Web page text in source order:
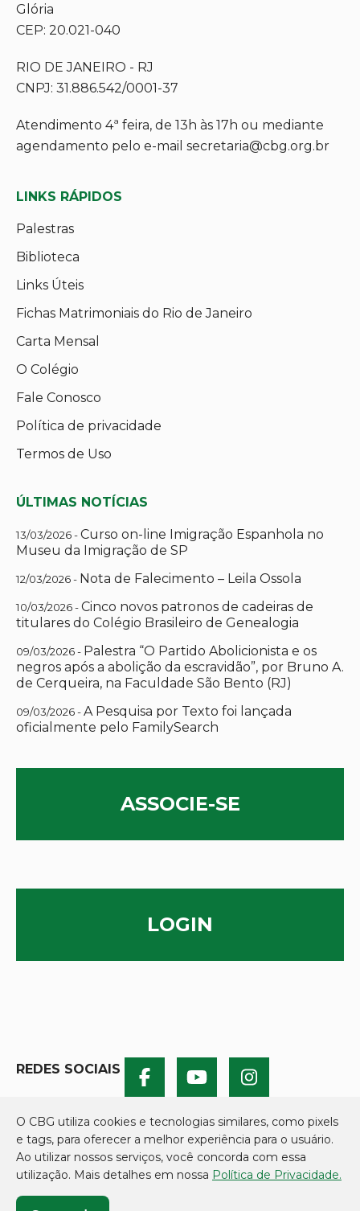
Glória
CEP: 20.021-040
RIO DE JANEIRO - RJ
CNPJ: 31.886.542/0001-37
Atendimento 4ª feira, de 13h às 17h ou mediante
agendamento pelo e-mail secretaria@cbg.org.br
LINKS RÁPIDOS
Palestras
Biblioteca
Links Úteis
Fichas Matrimoniais do Rio de Janeiro
Carta Mensal
O Colégio
Fale Conosco
Política de privacidade
Termos de Uso
ÚLTIMAS NOTÍCIAS
13/03/2026 -Curso on-line Imigração Espanhola no
Museu da Imigração de SP
12/03/2026 - Nota de Falecimento – Leila Ossola
10/03/2026 -Cinco novos patronos de cadeiras de
titulares do Colégio Brasileiro de Genealogia
09/03/2026 - Palestra “O Partido Abolicionista e os
negros após a abolição da escravidão”, por Bruno A.
de Cerqueira, na Faculdade São Bento (RJ)
09/03/2026 -A Pesquisa por Texto foi lançada
oficialmente pelo FamilySearch
ASSOCIE-SE
LOGIN
REDES SOCIAIS
O CBG utiliza cookies e tecnologias similares, como pixels
e tags, para oferecer a melhor experiência para o usuário.
Ao utilizar nossos serviços, você concorda com essa
utilização. Mais detalhes em nossa Política de Privacidade.